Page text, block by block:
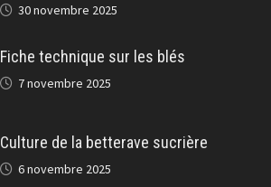
30 novembre 2025
Fiche technique sur les blés
7 novembre 2025
Culture de la betterave sucrière
6 novembre 2025